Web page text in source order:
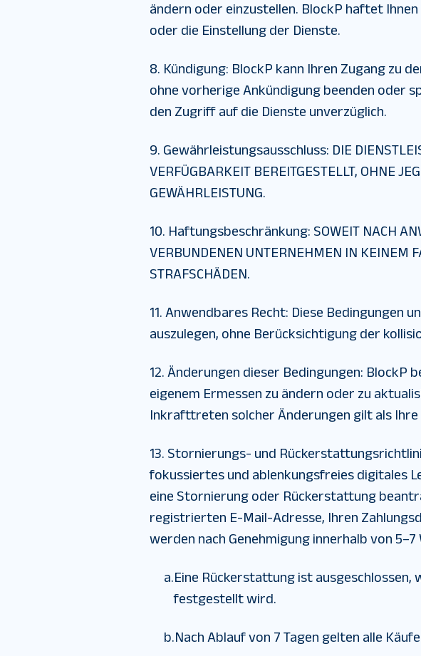
ändern oder einzustellen. BlockP haftet
oder die Einstellung der Dienste.
8. Kündigung: BlockP kann Ihren Zugang zu
ohne vorherige Ankündigung beenden oder
den Zugriff auf die Dienste unverzüglich.
9. Gewährleistungsausschluss: DIE
VERFÜGBARKEIT BEREITGESTELLT, OHNE
GEWÄHRLEISTUNG.
10. Haftungsbeschränkung: SOWEIT NACH
VERBUNDENEN UNTERNEHMEN IN KEINEM
STRAFSCHÄDEN.
11. Anwendbares Recht: Diese Bedingungen
auszulegen, ohne Berücksichtigung der
12. Änderungen dieser Bedingungen: BlockP
eigenem Ermessen zu ändern oder zu
Inkrafttreten solcher Änderungen gilt als
13. Stornierungs- und
fokussiertes und ablenkungsfreies digitales
eine Stornierung oder Rückerstattung
registrierten E-Mail-Adresse, Ihren
werden nach Genehmigung innerhalb von
a.Eine Rückerstattung ist
festgestellt wird.
b.Nach Ablauf von 7 Tagen gelten alle